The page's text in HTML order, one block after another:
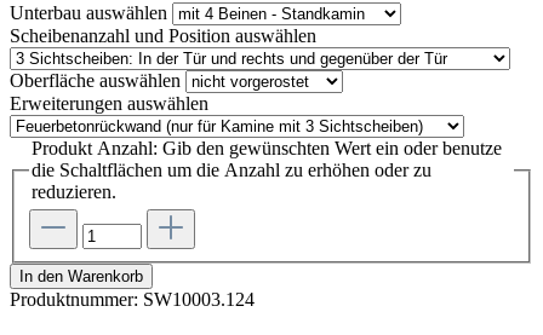
Unterbau auswählen
Scheibenanzahl und Position auswählen
Oberfläche auswählen
Erweiterungen auswählen
Produkt Anzahl: Gib den gewünschten Wert ein oder benutze
die Schaltflächen um die Anzahl zu erhöhen oder zu
reduzieren.
In den Warenkorb
Produktnummer: SW10003.124